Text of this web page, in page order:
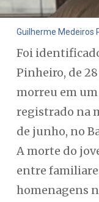
Guilherme Medeiros
Foi
Pinheiro, de
morreu em
registrado na
de junho, no
A morte do
entre
homenagens